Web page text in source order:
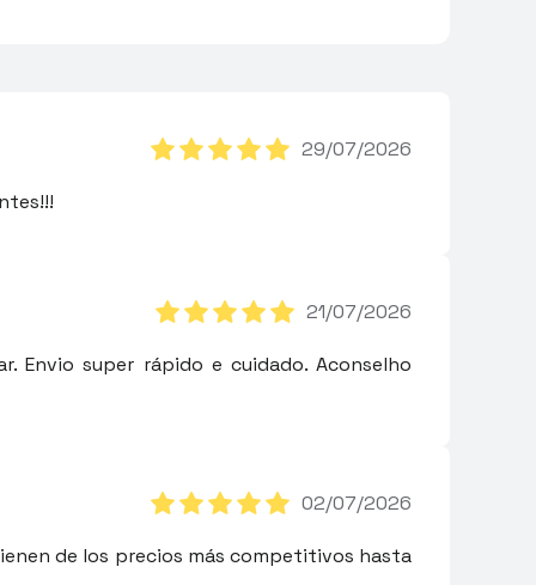
29/07/2026
21/07/2026
Envio super rápido e cuidado. Aconselho
02/07/2026
de los precios más competitivos hasta